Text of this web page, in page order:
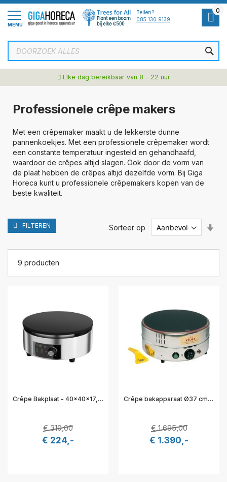
Ga
naar
de
inhoud
MENU
Bellen?
085 130 9139
0
Elke dag bereikbaar van 8 - 22 uur
Professionele crêpe makers
Met een crêpemaker maakt u de lekkerste dunne
pannenkoekjes. Met een professionele crêpemaker wordt
een constante temperatuur ingesteld en gehandhaafd,
waardoor de crêpes altijd slagen. Ook door de vorm van
de plaat hebben de crêpes altijd dezelfde vorm. Bij Giga
Horeca kunt u professionele crêpemakers kopen van de
beste kwaliteit.
9 producten
Sorteer op
Crêpe Bakplaat - 40x40x17,8 cm - Combisteel 7518.0165
€ 310,00
€ 224,-
Crêpe bakapparaat Ø37 cm keram. glas - 18 cm hoog - Vema 542015
€ 1.695,00
€ 1.390,-
FILTEREN